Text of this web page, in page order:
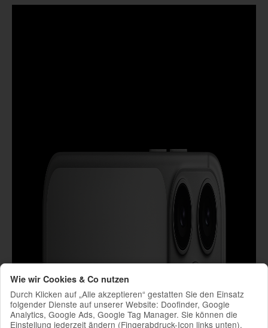
Wie wir Cookies & Co nutzen
Durch Klicken auf „Alle akzeptieren“ gestatten Sie den Einsatz
folgender Dienste auf unserer Website: Doofinder, Google
Analytics, Google Ads, Google Tag Manager. Sie können die
Einstellung jederzeit ändern (Fingerabdruck-Icon links unten).